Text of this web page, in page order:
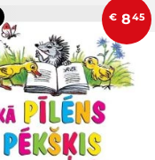
€ 845